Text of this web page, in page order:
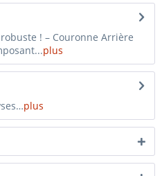
! – Couronne Arrière
plus
plus